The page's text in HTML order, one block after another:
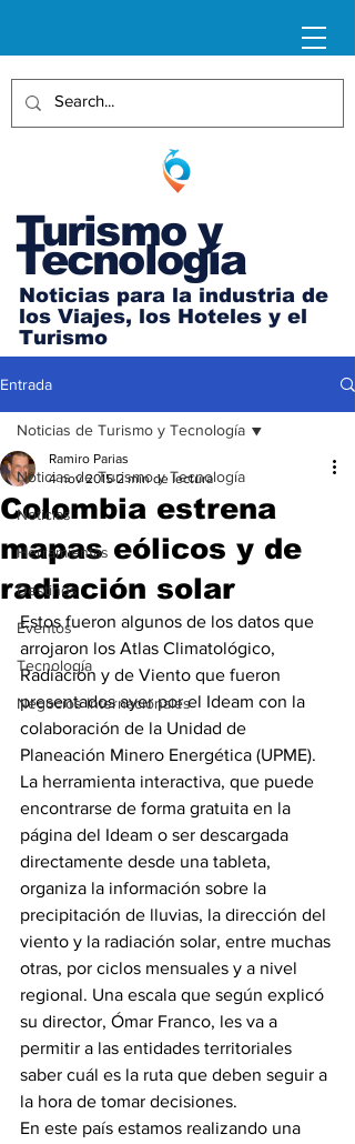
Turismo y
Tecnología
Noticias para la industria de
los Viajes, los Hoteles y el
Turismo
Entrada
Noticias de Turismo y Tecnología
Noticias
Herramientas
Destinos
Eventos
Tecnología
Negocios Internacionales
Noticias de Turismo y Tecnología
Colombia estrena
mapas eólicos y de
radiación solar
Ramiro Parias
4 nov 2015 2 min de lectura
Estos fueron algunos de los datos que
arrojaron los Atlas Climatológico,
Radiación y de Viento que fueron
presentados ayer por el Ideam con la
colaboración de la Unidad de
Planeación Minero Energética (UPME).
La herramienta interactiva, que puede
encontrarse de forma gratuita en la
página del Ideam o ser descargada
directamente desde una tableta,
organiza la información sobre la
precipitación de lluvias, la dirección del
viento y la radiación solar, entre muchas
otras, por ciclos mensuales y a nivel
regional. Una escala que según explicó
su director, Ómar Franco, les va a
permitir a las entidades territoriales
saber cuál es la ruta que deben seguir a
la hora de tomar decisiones.
En este país estamos realizando una